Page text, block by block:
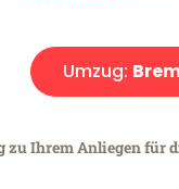
Umzug:
Ihrem Anliegen für